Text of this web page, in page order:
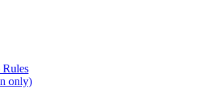
Rules
only)